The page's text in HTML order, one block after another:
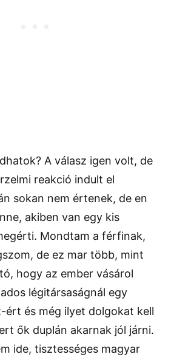
A válasz igen volt, de
reakció indult el
sokan nem értenek, de en
akiben van egy kis
Mondtam a férfinak,
de ez mar több, mint
hogy az ember vásárol
légitársaságnál egy
ért és még ilyet dolgokat kell
ők duplán akarnak jól járni.
ide, tisztességes magyar